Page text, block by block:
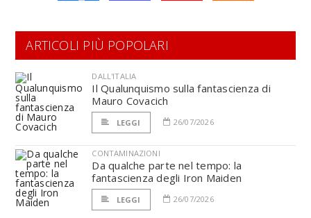
ARTICOLI PIÙ POPOLARI
DALL'ITALIA
Il Qualunquismo sulla fantascienza di
Mauro Covacich
LEGGI 26/07/2026
CONTAMINAZIONI
Da qualche parte nel tempo: la
fantascienza degli Iron Maiden
LEGGI 26/07/2026